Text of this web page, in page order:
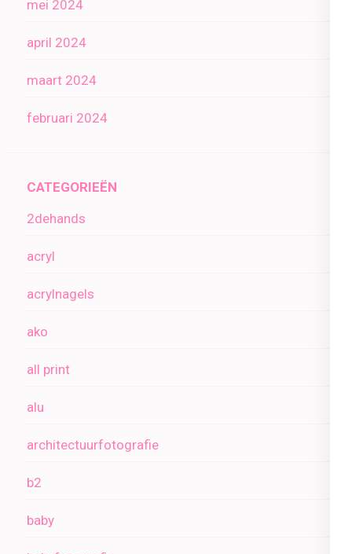
mei 2024
april 2024
maart 2024
februari 2024
CATEGORIEËN
2dehands
acryl
acrylnagels
ako
all print
alu
architectuurfotografie
b2
baby